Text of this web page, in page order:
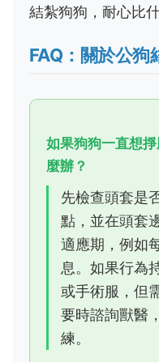
結紮狗狗，耐心比
FAQ：關於公狗
如果狗狗一直想
麼辦？
先檢查頭套是
點，並在頭套
適應期，例如
息。如果行為
或手術服，但
要時諮詢獸醫
練。